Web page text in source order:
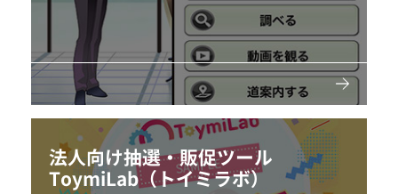
法人向け抽選・販促ツール
ToymiLab（トイミラボ）